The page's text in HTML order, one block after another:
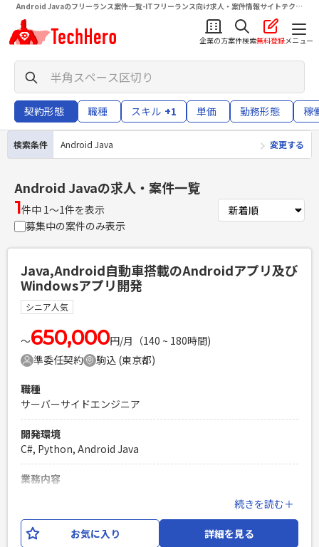
Android Javaのフリーランス案件一覧-ITフリーランス向け求人・案件情報サイトテクヒ
ロ（TechHero）
企業の方案件検索無料登録メニュー
契約形態 職種 スキル +1 単価 勤務形態 稼
検索条件 Android Java 変更する
Android Javaの求人・案件一覧
1件中 1〜1件を表示
募集中の案件のみ表示
Java,Android自動車搭載のAndroidアプリ及び
Windowsアプリ開発
シニア人気
〜650,000円/月（140 ~ 180時間)
準委任契約
駒込 (東京都)
職種
サーバーサイドエンジニア
開発環境
C#, Python, Android Java
業務内容
発 追加要望等への対応 ※要件に１つずつ対応することになる
ので、ウォータフォール開発ではなく、 アジャイル開発に近
い形となります。
続きを読む＋
お気に入り 詳細を見る